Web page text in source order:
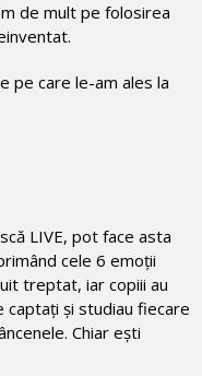
de mult pe folosirea
pe care le-am ales la
LIVE, pot face asta
cele 6 emoții
treptat, iar copiii au
și studiau fiecare
Chiar ești